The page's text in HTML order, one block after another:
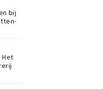
bij
Het